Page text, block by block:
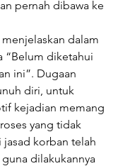
pernah dibawa ke
dalam
“Belum diketahui
ini”. Dugaan
diri, untuk
kejadian memang
yang tidak
jasad korban telah
dilakukannya